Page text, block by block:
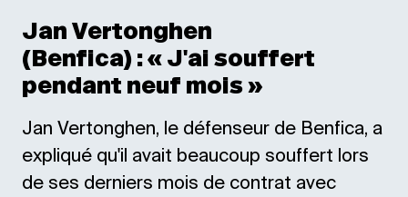
Jan Vertonghen
(Benfica) : « J'ai souffert
pendant neuf mois »
Jan Vertonghen, le défenseur de Benfica, a
expliqué qu'il avait beaucoup souffert lors
de ses derniers mois de contrat avec